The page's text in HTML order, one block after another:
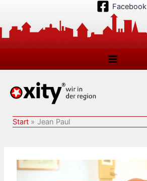
springen
Facebook
Start Jean Paul